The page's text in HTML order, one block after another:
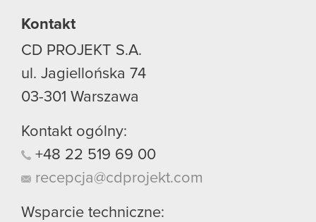
Kontakt
CD PROJEKT S.A.
ul. Jagiellońska 74
03-301 Warszawa
Kontakt ogólny:
+48 22 519 69 00
recepcja@cdprojekt.com
Wsparcie techniczne: